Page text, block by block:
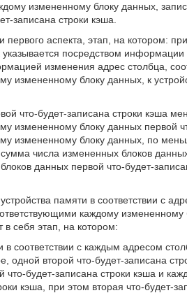
измененному блоку данных,
записана строки кэша.
аспекта, этап, на котором:
посредством
изменения адрес столбца,
измененному блоку данных, к
что-будет-записана строки кэша
измененному блоку данных первой
измененному блоку данных, по
сумма числа измененных блоков
данных первой что-будет-
памяти в соответствии с
каждому
себя этап, на котором:
соответствии с каждым адресом
второй что-будет-записана
будет-записана строки кэша и
кэша, при этом вторая что-будет-